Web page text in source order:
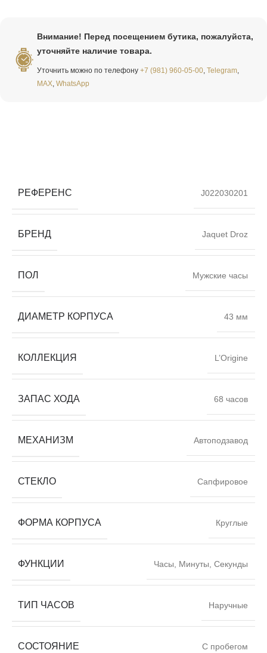
Внимание! Перед посещением бутика, пожалуйста,
уточняйте наличие товара.
Уточнить можно по телефону +7 (981) 960-05-00 Telegram
MAX WhatsApp
РЕФЕРЕНС J022030201
БРЕНД Jaquet Droz
ПОЛ Мужские часы
ДИАМЕТР КОРПУСА 43 мм
КОЛЛЕКЦИЯ L’Origine
ЗАПАС ХОДА 68 часов
МЕХАНИЗМ Автоподзавод
СТЕКЛО Сапфировое
ФОРМА КОРПУСА Круглые
ФУНКЦИИ Часы, Минуты, Секунды
ТИП ЧАСОВ Наручные
СОСТОЯНИЕ С пробегом